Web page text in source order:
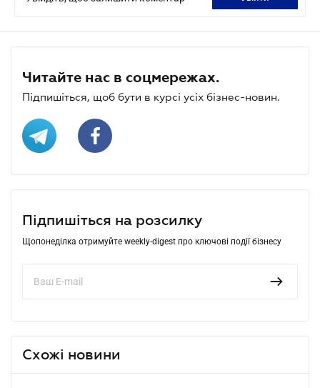
Читайте нас в соцмережах.
Підпишіться, щоб бути в курсі усіх бізнес-новин.
Підпишіться на розсилку
Щопонеділка отримуйте weekly-digest про ключові події бізнесу
Схожі новини